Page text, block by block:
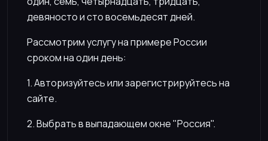
девяносто и сто восемьдесят дней.
Рассмотрим услугу на примере России
сроком на один день:
1. Авторизуйтесь или зарегистрируйтесь на
сайте.
2. Выбрать в выпадающем окне "Россия".